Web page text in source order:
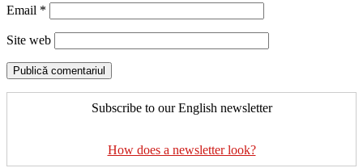
Email *
Site web
Subscribe to our English newsletter
How does a newsletter look?